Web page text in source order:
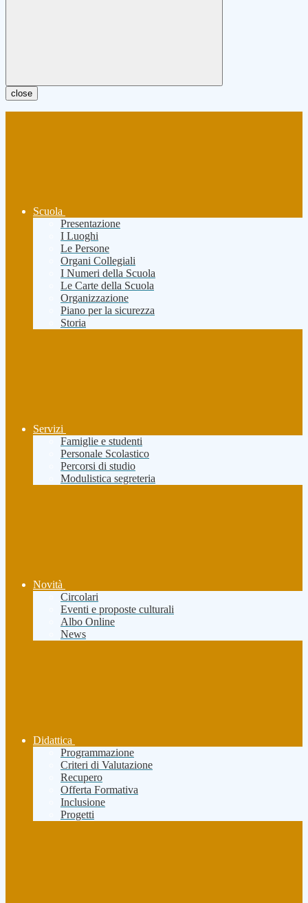
close
Scuola
Presentazione
I Luoghi
Le Persone
Organi Collegiali
I Numeri della Scuola
Le Carte della Scuola
Organizzazione
Piano per la sicurezza
Storia
Servizi
Famiglie e studenti
Personale Scolastico
Percorsi di studio
Modulistica segreteria
Novità
Circolari
Eventi e proposte culturali
Albo Online
News
Didattica
Programmazione
Criteri di Valutazione
Recupero
Offerta Formativa
Inclusione
Progetti